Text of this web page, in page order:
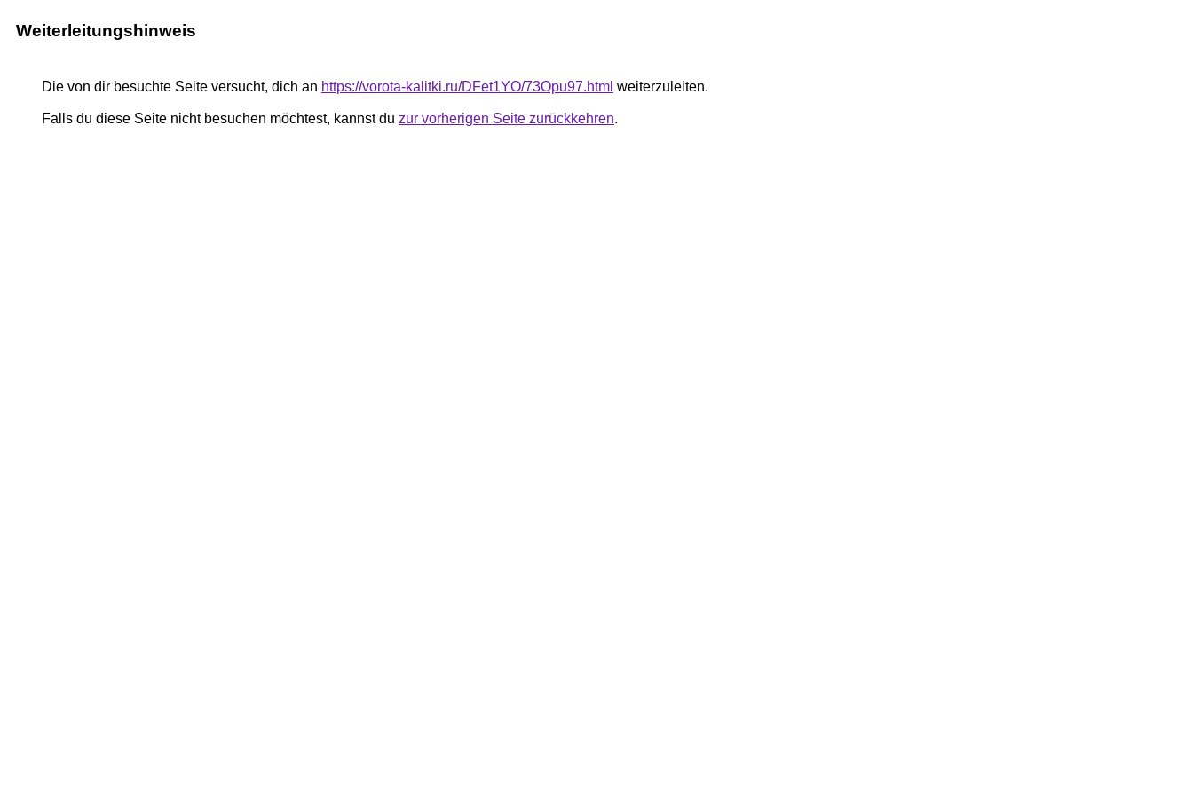
Weiterleitungshinweis
Die von dir besuchte Seite versucht, dich an https://vorota-kalitki.ru/DFet1YO/73Opu97.html weiterzuleiten.
Falls du diese Seite nicht besuchen möchtest, kannst du zur vorherigen Seite zurückkehren.